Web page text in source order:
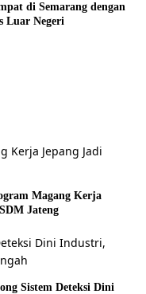
di Semarang dengan
Luar Negeri
Magang Kerja
Jateng
Sistem Deteksi Dini